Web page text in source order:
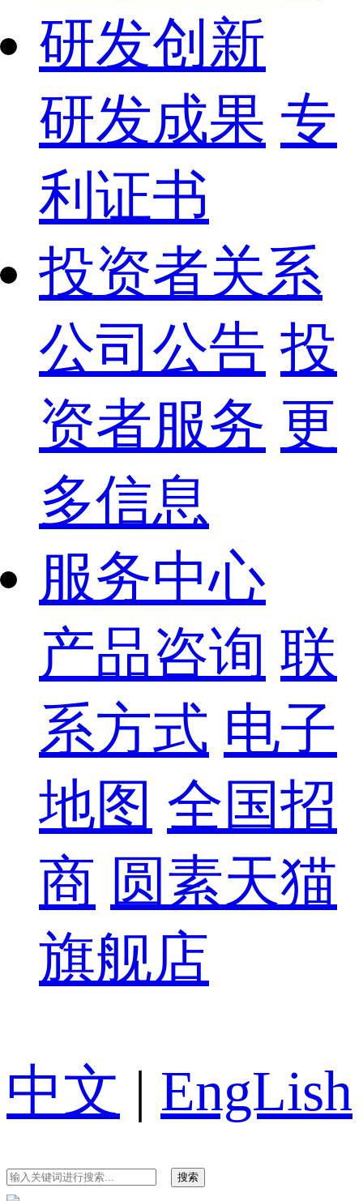
研发创新
研发成果 专
利证书
投资者关系
公司公告 投
资者服务 更
多信息
服务中心
产品咨询 联
系方式 电子
地图 全国招
商 圆素天猫
旗舰店
中文 | EngLish